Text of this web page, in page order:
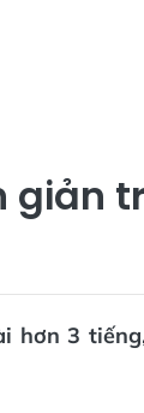
giản
hơn 3